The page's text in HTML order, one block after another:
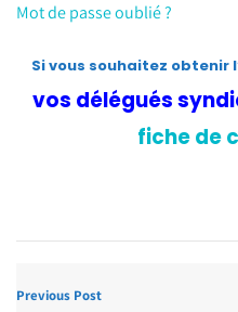
Mot de passe oublié ?
Si vous souhaitez obtenir
vos délégués
fiche de
Previous Post